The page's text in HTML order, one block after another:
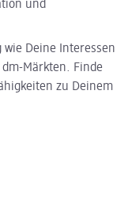
und
wie Deine Interessen
Märkten. Finde
zu Deinem